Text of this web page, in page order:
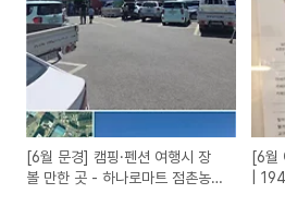
[6월 문경] 캠핑·펜션 여행시 장
볼 만한 곳 - 하나로마트 점촌농협
[6월
|